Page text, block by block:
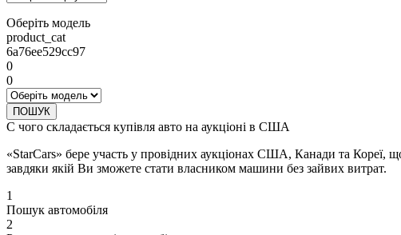
Оберіть модель
product_cat
6a76ee529cc97
0
0
ПОШУК
С чого складається купівля авто на аукціоні в США
«StarCars» бере участь у провідних аукціонах США, Канади та Кореї,
завдяки якій Ви зможете стати власником машини без зайвих витрат.
1
Пошук автомобіля
2